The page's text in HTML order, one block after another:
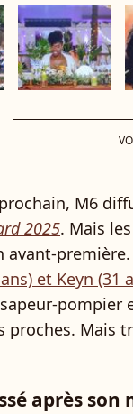
M6
2025. Mais
avant-
et Keyn (31
pompier
proches. Mais
après son